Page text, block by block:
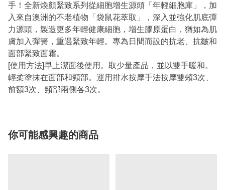
手！全新煥顏緊致系列從細胞增生源頭「年輕細胞庫」，加
入來自澳洲的不老植物「袋鼠花萃取」，深入並強化肌底彈
力源頭，製造更多年輕健康細胞，增生膠原蛋白，猶如為肌
膚加入彈簧，重遇緊致年輕。專為日間而設的抗老、抗皺和
面部緊致面霜。
[使用方法]早上潔面後使用。取少量產品，並以雙手暖和。
輕柔塗抹在面部和頸部。運用排水按摩手法按摩雙頰3次、
前額3次、頸部兩側各3次。
你可能感興趣的商品